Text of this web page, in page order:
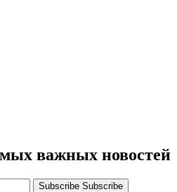
важных новостей
Subscribe Subscribe